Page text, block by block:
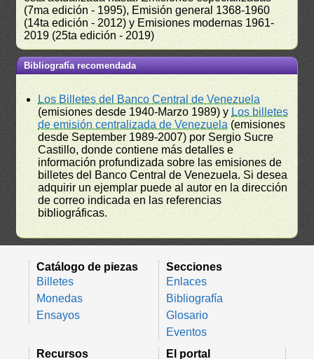
(7ma edición - 1995), Emisión general 1368-1960
(14ta edición - 2012) y Emisiones modernas 1961-
2019 (25ta edición - 2019)
Bibliografía recomendada
Los Billetes del Banco Central de Venezuela
(emisiones desde 1940-Marzo 1989) y Los billetes
de emisión centralizada de Venezuela (emisiones
desde September 1989-2007) por Sergio Sucre
Castillo, donde contiene más detalles e
información profundizada sobre las emisiones de
billetes del Banco Central de Venezuela. Si desea
adquirir un ejemplar puede al autor en la dirección
de correo indicada en las referencias
bibliográficas.
Catálogo de piezas
Billetes
Monedas
Ensayos
Secciones
Enlaces
Bibliografía
Glosario
Eventos
Recursos
El portal